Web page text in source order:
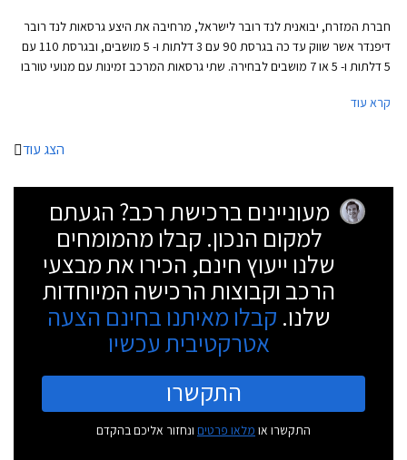
חברת המזרח, יבואנית לנד רובר לישראל, מרחיבה את היצע גרסאות לנד רובר
דיפנדר אשר שווק עד כה בגרסת 90 עם 3 דלתות ו- 5 מושבים, ובגרסת 110 עם
5 דלתות ו- 5 או 7 מושבים לבחירה. שתי גרסאות המרכב זמינות עם מנועי טורבו
קרא עוד
הצג עוד
מעוניינים ברכישת רכב? הגעתם
למקום הנכון. קבלו מהמומחים
שלנו ייעוץ חינם, הכירו את מבצעי
הרכב וקבוצות הרכישה המיוחדות
שלנו. קבלו מאיתנו בחינם הצעה
אטרקטיבית עכשיו
התקשרו
התקשרו או מלאו פרטים ונחזור אליכם בהקדם